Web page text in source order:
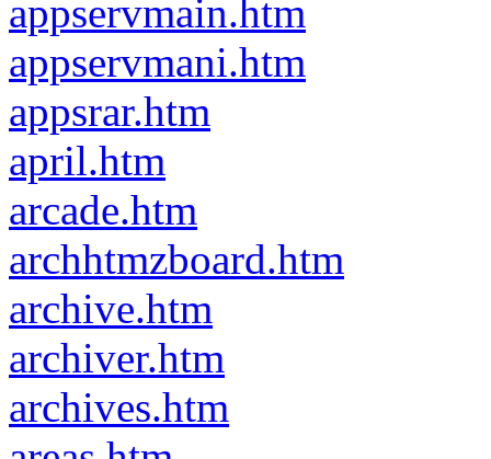
appservmain.htm
appservmani.htm
appsrar.htm
april.htm
arcade.htm
archhtmzboard.htm
archive.htm
archiver.htm
archives.htm